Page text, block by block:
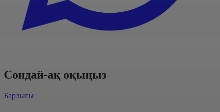
Сондай-ақ оқыңыз
Барлығы